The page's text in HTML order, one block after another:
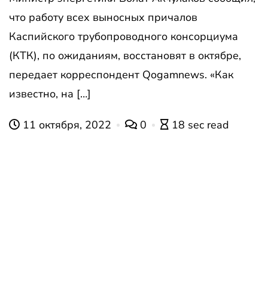
что работу всех выносных причалов
Каспийского трубопроводного консорциума
(КТК), по ожиданиям, восстановят в октябре,
передает корреспондент Qogamnews. «Как
известно, на […]
11 октября, 2022 0 18 sec read